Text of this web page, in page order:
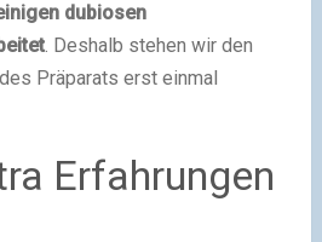
dubiosen
. Deshalb stehen wir den
Präparats erst einmal
Erfahrungen